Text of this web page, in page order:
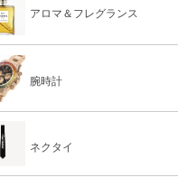
アロマ＆フレグランス
腕時計
ネクタイ